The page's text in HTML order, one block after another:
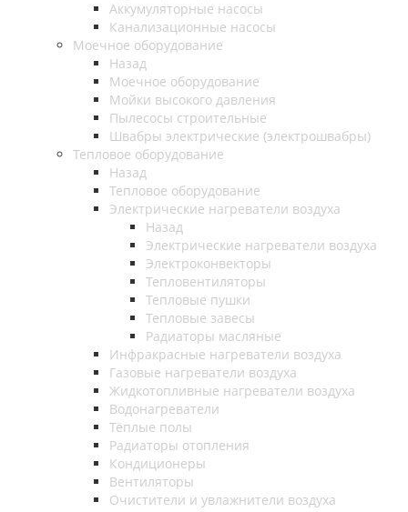
Аккумуляторные насосы
Канализационные насосы
Моечное оборудование
Назад
Моечное оборудование
Мойки высокого давления
Пылесосы строительные
Швабры электрические (электрошвабры)
Тепловое оборудование
Назад
Тепловое оборудование
Электрические нагреватели воздуха
Назад
Электрические нагреватели воздуха
Электроконвекторы
Тепловентиляторы
Тепловые пушки
Тепловые завесы
Радиаторы масляные
Инфракрасные нагреватели воздуха
Газовые нагреватели воздуха
Жидкотопливные нагреватели воздуха
Водонагреватели
Тёплые полы
Радиаторы отопления
Кондиционеры
Вентиляторы
Очистители и увлажнители воздуха